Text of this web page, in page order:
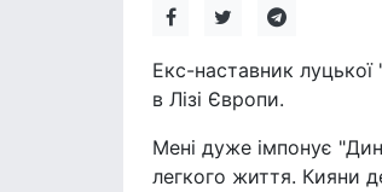
Екс-наставник
в Лізі Європи.
Мені дуже імпонує
легкого життя. Кияни